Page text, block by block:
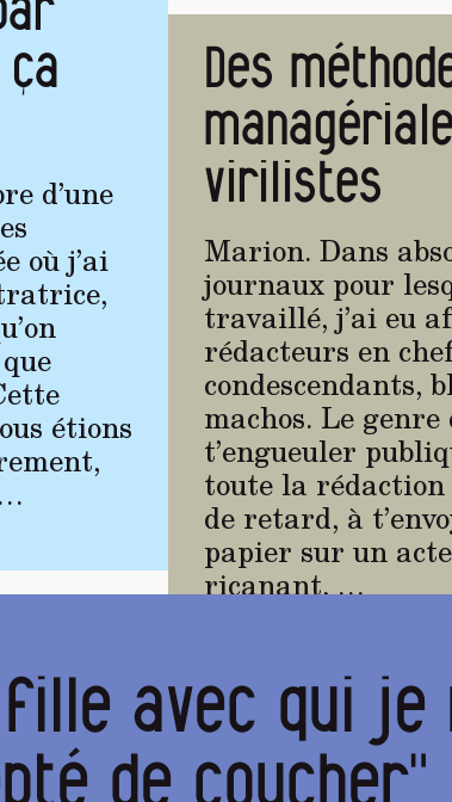
d’une
où j’ai
étions
Des
virilistes
Marion. Dans
journaux pour
travaillé, j’ai eu
rédacteurs en
condescendants,
machos. Le genre
t’engueuler
toute la
de retard, à
papier sur un
ricanant, …
avec qui je
de coucher"